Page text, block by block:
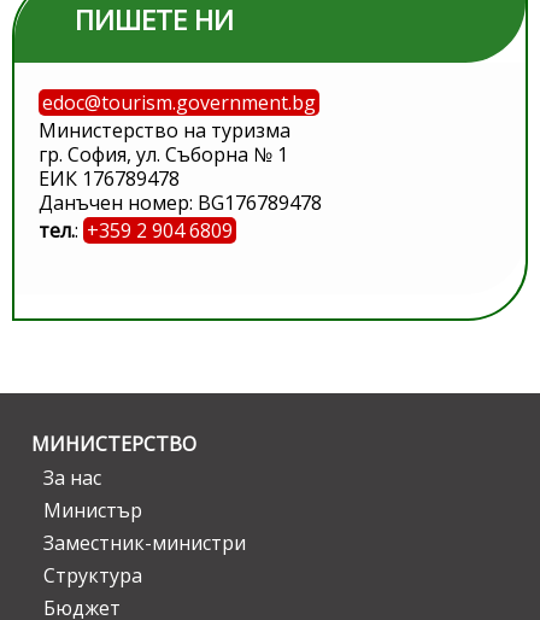
ПИШЕТЕ НИ
edoc@tourism.government.bg
Министерство на туризма
гр. София, ул. Съборна № 1
ЕИК 176789478
Данъчен номер: BG176789478
тел.: +359 2 904 6809
МИНИСТЕРСТВО
За нас
Министър
Заместник-министри
Структура
Бюджет